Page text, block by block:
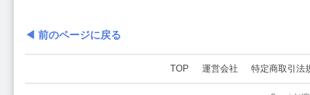
◀ 前のページに戻る